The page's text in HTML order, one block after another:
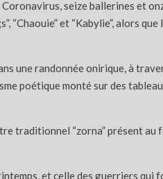
seize ballerines et
“Chaouie” et “Kabylie”, alors
une randonnée onirique, à
poétique monté sur des
traditionnel “zorna” présent au
et celle des guerriers qui